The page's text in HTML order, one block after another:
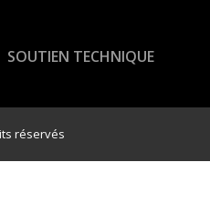
SOUTIEN TECHNIQUE
réservés